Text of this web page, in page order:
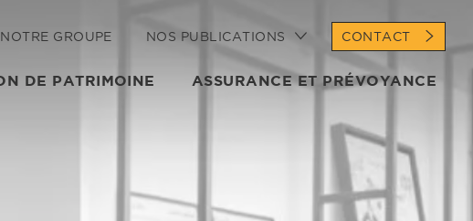
NOTRE GROUPE NOS PUBLICATIONS CONTACT
DE PATRIMOINE ASSURANCE ET PRÉVOYANCE